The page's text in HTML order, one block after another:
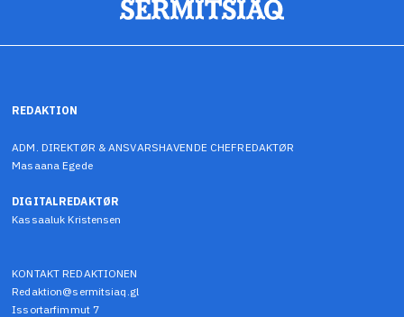
REDAKTION
ADM. DIREKTØR & ANSVARSHAVENDE CHEFREDAKTØR
Masaana Egede
DIGITALREDAKTØR
Kassaaluk Kristensen
KONTAKT REDAKTIONEN
Redaktion@sermitsiaq.gl
Issortarfimmut 7